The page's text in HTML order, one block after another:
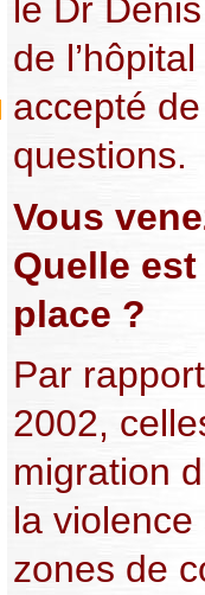
le Dr
de
accepté
questions.
Vous
Quelle
place ?
Par
2002,
migration
la
zones de